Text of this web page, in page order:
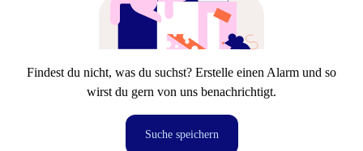
Findest du nicht, was du suchst? Erstelle einen Alarm und so
wirst du gern von uns benachrichtigt.
Suche speichern